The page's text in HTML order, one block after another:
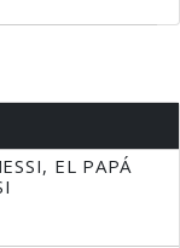
EL PAPÁ